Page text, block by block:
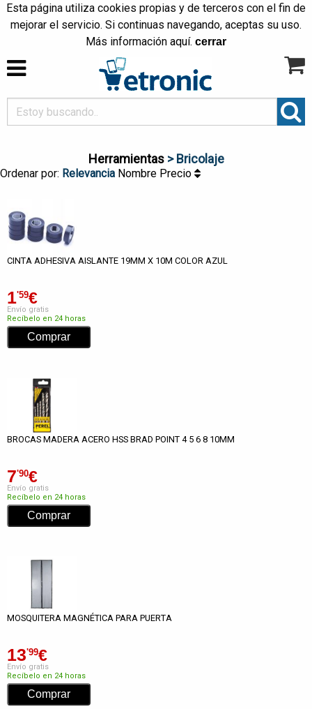
Esta página utiliza cookies propias y de terceros con el fin de
mejorar el servicio. Si continuas navegando, aceptas su uso.
Más información aquí. cerrar
Herramientas> Bricolaje
Ordenar por: Relevancia Nombre Precio
CINTA ADHESIVA AISLANTE 19MM X 10M COLOR AZUL
1'59€
Envío gratis
Recíbelo en 24 horas
BROCAS MADERA ACERO HSS BRAD POINT 4 5 6 8 10MM
7'90€
Envío gratis
Recíbelo en 24 horas
MOSQUITERA MAGNÉTICA PARA PUERTA
13'99€
Envío gratis
Recíbelo en 24 horas